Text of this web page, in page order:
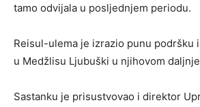
tamo odvijala u posljednjem periodu.
Reisul-ulema je izrazio punu podršku
u Medžlisu Ljubuški u njihovom
Sastanku je prisustvovao i direktor